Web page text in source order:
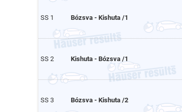
SS 1 Bózsva - Kishuta /1
SS 2 Kishuta - Bózsva /1
SS 3 Bózsva - Kishuta /2